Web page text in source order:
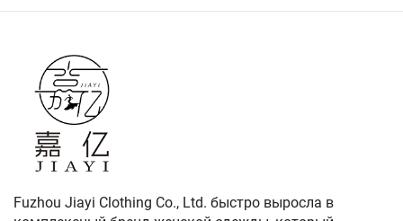
Fuzhou Jiayi Clothing Co., Ltd. быстро выросла в